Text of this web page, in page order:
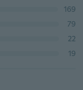
169
79
22
19